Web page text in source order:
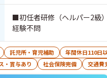
■初任者研修（ヘルパー2級
経験不問
託児所・育児補助 年間休日110日
・賞与あり 社会保険完備 交通費